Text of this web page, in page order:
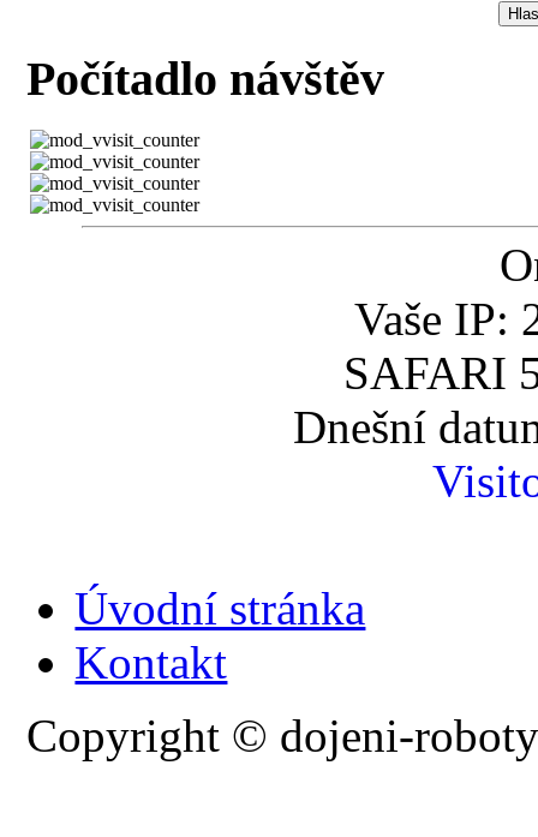
Počítadlo návštěv
Vaše IP:
SAFARI
Dnešní
Úvodní stránka
Kontakt
Copyright © dojeni-